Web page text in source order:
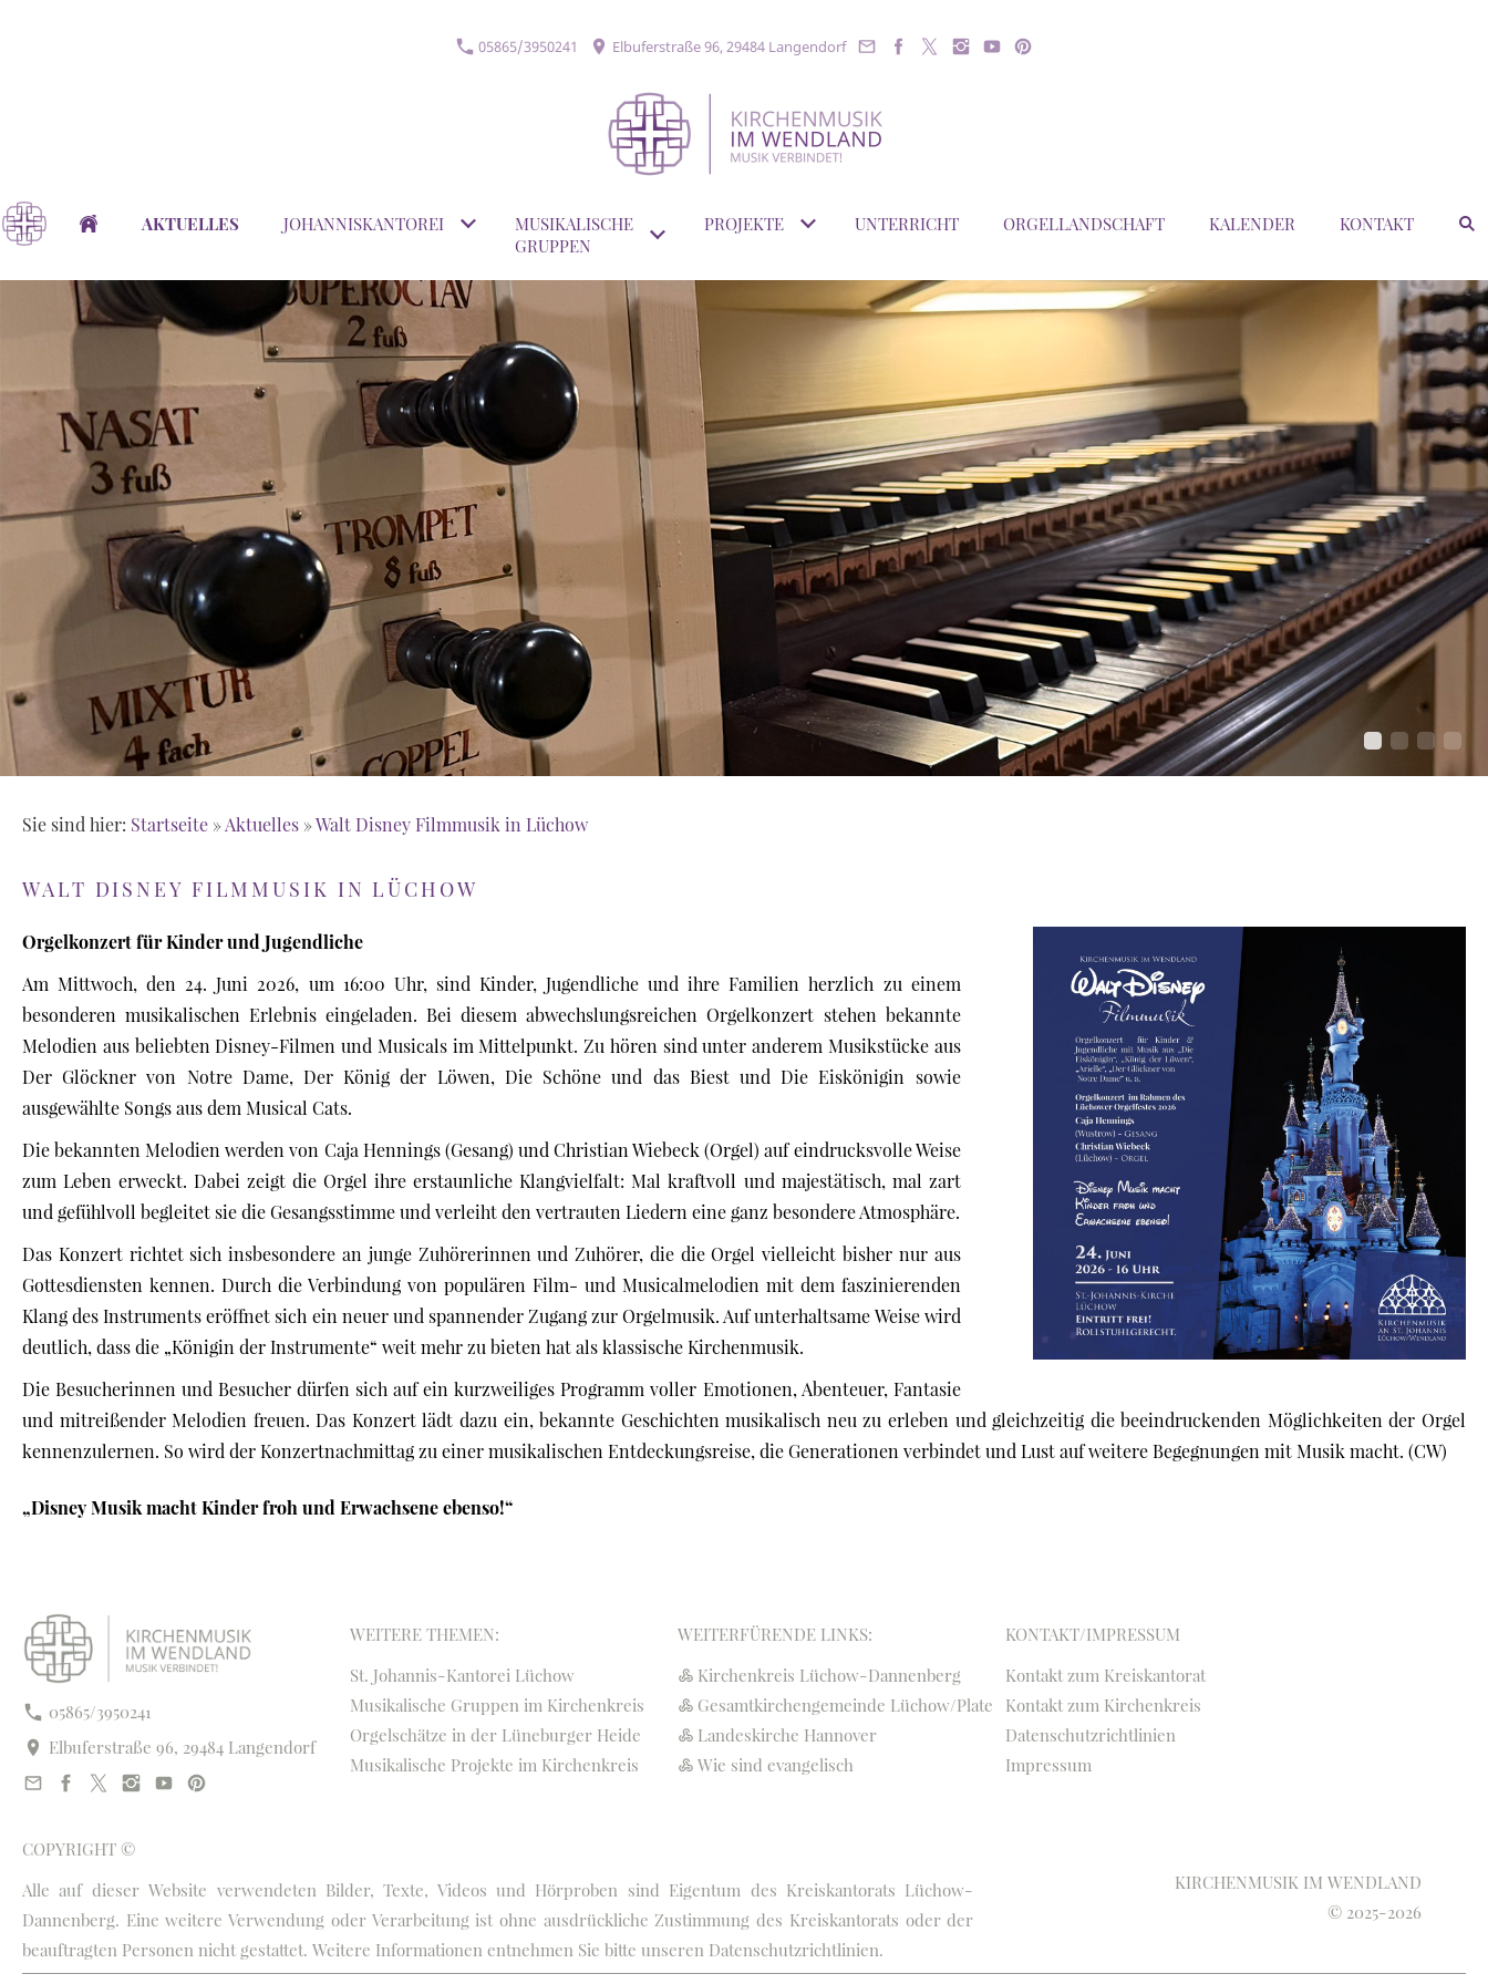
05865/3950241 Elbuferstraße 96, 29484 Langendorf
AKTUELLES JOHANNISKANTOREI
MUSIKALISCHE
GRUPPEN
PROJEKTE UNTERRICHT ORGELLANDSCHAFT KALENDER KONTAKT
Sie sind hier: Startseite »Aktuelles »Walt Disney Filmmusik in Lüchow
WALT DISNEY FILMMUSIK IN LÜCHOW
Orgelkonzert für Kinder und Jugendliche
Am Mittwoch, den 24. Juni 2026, um 16:00 Uhr, sind Kinder, Jugendliche und ihre Familien herzlich zu einem
besonderen musikalischen Erlebnis eingeladen. Bei diesem abwechslungsreichen Orgelkonzert stehen bekannte
Melodien aus beliebten Disney-Filmen und Musicals im Mittelpunkt. Zu hören sind unter anderem Musikstücke aus
Der Glöckner von Notre Dame, Der König der Löwen, Die Schöne und das Biest und Die Eiskönigin sowie
ausgewählte Songs aus dem Musical Cats.
Die bekannten Melodien werden von Caja Hennings (Gesang) und Christian Wiebeck (Orgel) auf eindrucksvolle Weise
zum Leben erweckt. Dabei zeigt die Orgel ihre erstaunliche Klangvielfalt: Mal kraftvoll und majestätisch, mal zart
und gefühlvoll begleitet sie die Gesangsstimme und verleiht den vertrauten Liedern eine ganz besondere Atmosphäre.
Das Konzert richtet sich insbesondere an junge Zuhörerinnen und Zuhörer, die die Orgel vielleicht bisher nur aus
Gottesdiensten kennen. Durch die Verbindung von populären Film- und Musicalmelodien mit dem faszinierenden
Klang des Instruments eröffnet sich ein neuer und spannender Zugang zur Orgelmusik. Auf unterhaltsame Weise wird
deutlich, dass die „Königin der Instrumente“ weit mehr zu bieten hat als klassische Kirchenmusik.
Die Besucherinnen und Besucher dürfen sich auf ein kurzweiliges Programm voller Emotionen, Abenteuer, Fantasie
und mitreißender Melodien freuen. Das Konzert lädt dazu ein, bekannte Geschichten musikalisch neu zu erleben und gleichzeitig die beeindruckenden Möglichkeiten der Orgel
kennenzulernen. So wird der Konzertnachmittag zu einer musikalischen Entdeckungsreise, die Generationen verbindet und Lust auf weitere Begegnungen mit Musik macht. (CW)
„Disney Musik macht Kinder froh und Erwachsene ebenso!“
05865/3950241
Elbuferstraße 96, 29484 Langendorf
WEITERE THEMEN:
St. Johannis-Kantorei Lüchow
Musikalische Gruppen im Kirchenkreis
Orgelschätze in der Lüneburger Heide
Musikalische Projekte im Kirchenkreis
WEITERFÜRENDE LINKS:
Kirchenkreis Lüchow-Dannenberg
Gesamtkirchengemeinde Lüchow/Plate
Landeskirche Hannover
Wie sind evangelisch
KONTAKT/IMPRESSUM
Kontakt zum Kreiskantorat
Kontakt zum Kirchenkreis
Datenschutzrichtlinien
Impressum
COPYRIGHT ©
Alle auf dieser Website verwendeten Bilder, Texte, Videos und Hörproben sind Eigentum des Kreiskantorats Lüchow-
Dannenberg. Eine weitere Verwendung oder Verarbeitung ist ohne ausdrückliche Zustimmung des Kreiskantorats oder der
beauftragten Personen nicht gestattet. Weitere Informationen entnehmen Sie bitte unseren Datenschutzrichtlinien.
KIRCHENMUSIK IM WENDLAND
© 2025-2026